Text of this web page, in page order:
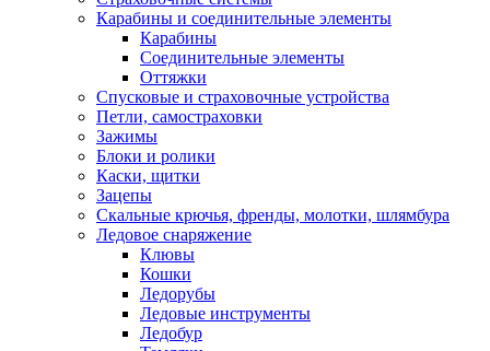
Карабины и соединительные элементы
Карабины
Соединительные элементы
Оттяжки
Спусковые и страховочные устройства
Петли, самостраховки
Зажимы
Блоки и ролики
Каски, щитки
Зацепы
Скальные крючья, френды, молотки, шлямбура
Ледовое снаряжение
Клювы
Кошки
Ледорубы
Ледовые инструменты
Ледобур